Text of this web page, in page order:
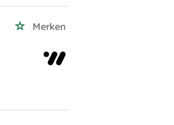
Merken